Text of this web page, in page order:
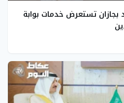
تستعرض خدمات بوابة